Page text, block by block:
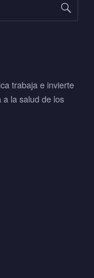
trabaja e invierte
la salud de los